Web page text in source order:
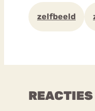
zelfbeeld
REACTIES